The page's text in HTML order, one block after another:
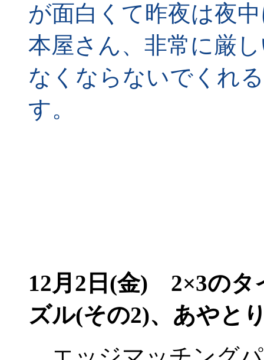
が面白くて昨夜は夜
本屋さん、非常に厳
なくならないでくれ
す。
12月2日(金) 2×3のタ
ズル(その2)、あやと